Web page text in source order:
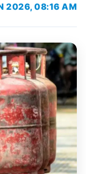
2026, 08:16 AM